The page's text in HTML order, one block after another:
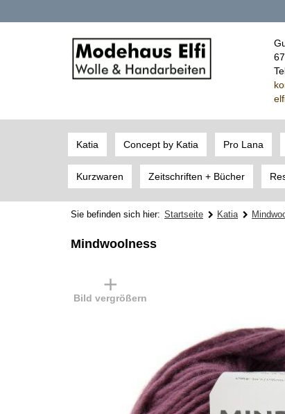
Katia Concept by Katia Pro Lana
Kurzwaren Zeitschriften + Bücher
Sie befinden sich hier: Startseite Katia
Mindwoolness
Bild vergrößern